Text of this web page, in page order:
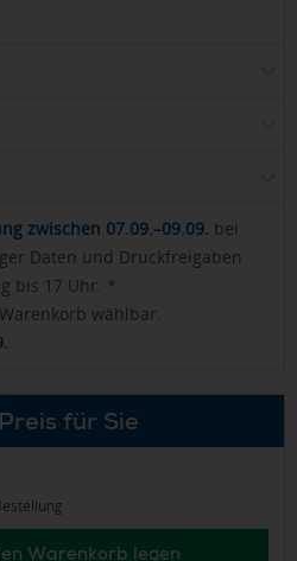
zwischen 07.09.–09.09. bei
Daten und Druckfreigaben
bis 17 Uhr. *
wählbar.
für Sie
Warenkorb legen